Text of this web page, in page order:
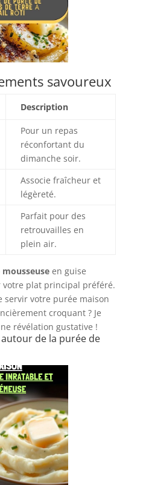
savoureux
Description
Pour un repas
réconfortant du
dimanche soir.
Associe fraîcheur et
légèreté.
Parfait pour des
retrouvailles en
plein air.
mousseuseen guise
votre plat principal préféré.
servir votre purée maison
croquant ? Je
révélation gustative !
de la purée de